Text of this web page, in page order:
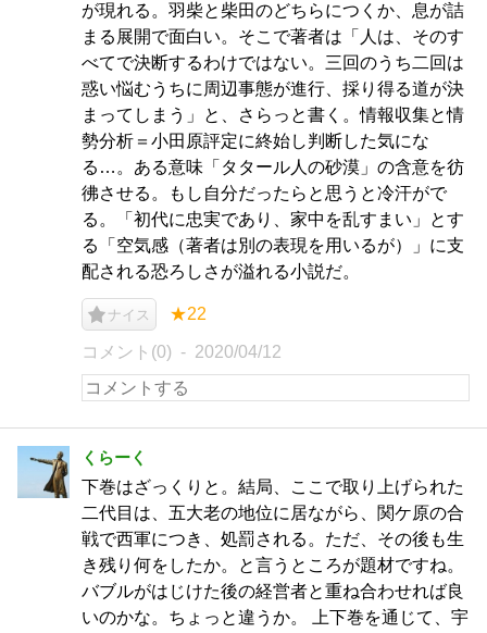
が現れる。羽柴と柴田のどちらにつくか、息が詰
まる展開で面白い。そこで著者は「人は、そのす
べてで決断するわけではない。三回のうち二回は
惑い悩むうちに周辺事態が進行、採り得る道が決
まってしまう」と、さらっと書く。情報収集と情
勢分析＝小田原評定に終始し判断した気にな
る…。ある意味「タタール人の砂漠」の含意を彷
彿させる。もし自分だったらと思うと冷汗がで
る。「初代に忠実であり、家中を乱すまい」とす
る「空気感（著者は別の表現を用いるが）」に支
配される恐ろしさが溢れる小説だ。
ナイス ★22
コメント(0) 2020/04/12
くらーく
下巻はざっくりと。結局、ここで取り上げられた
二代目は、五大老の地位に居ながら、関ケ原の合
戦で西軍につき、処罰される。ただ、その後も生
き残り何をしたか。と言うところが題材ですね。
バブルがはじけた後の経営者と重ね合わせれば良
いのかな。ちょっと違うか。 上下巻を通じて、宇